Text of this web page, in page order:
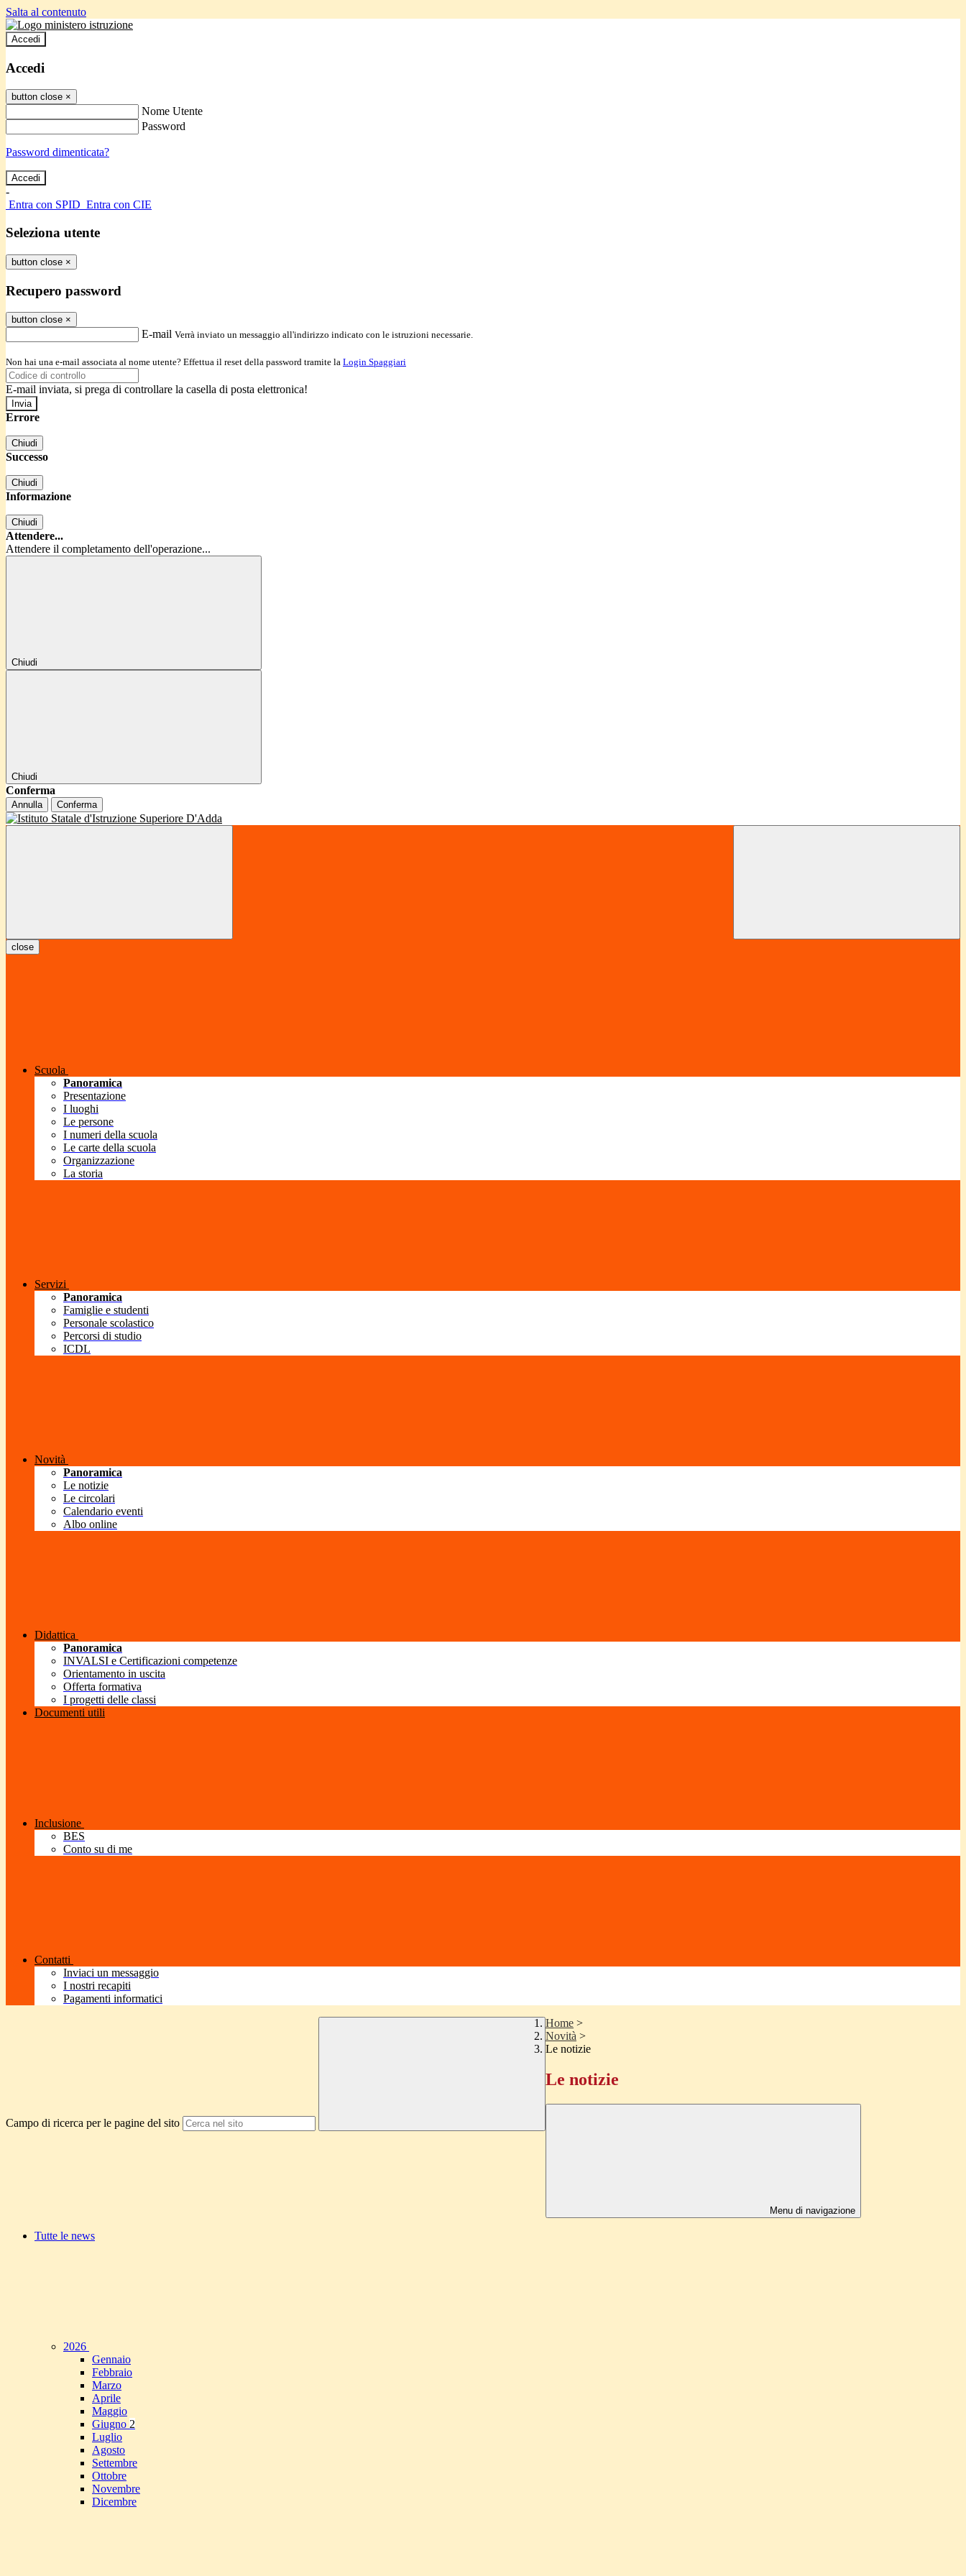
Salta al contenuto
Accedi
Accedi
button close ×
Nome Utente
Password
Password dimenticata?
-
Entra con SPID Entra con CIE
Seleziona utente
button close ×
Recupero password
button close ×
E-mail Verrà inviato un messaggio all'indirizzo indicato con le istruzioni necessarie.
Non hai una e-mail associata al nome utente? Effettua il reset della password tramite la Login Spaggiari
E-mail inviata, si prega di controllare la casella di posta elettronica!
Errore
Chiudi
Successo
Chiudi
Informazione
Chiudi
Attendere...
Attendere il completamento dell'operazione...
Chiudi
Chiudi
Conferma
Annulla Conferma
close
Scuola
Panoramica
Presentazione
I luoghi
Le persone
I numeri della scuola
Le carte della scuola
Organizzazione
La storia
Servizi
Panoramica
Famiglie e studenti
Personale scolastico
Percorsi di studio
ICDL
Novità
Panoramica
Le notizie
Le circolari
Calendario eventi
Albo online
Didattica
Panoramica
INVALSI e Certificazioni competenze
Orientamento in uscita
Offerta formativa
I progetti delle classi
Documenti utili
Inclusione
BES
Conto su di me
Contatti
Inviaci un messaggio
I nostri recapiti
Pagamenti informatici
Campo di ricerca per le pagine del sito
Home >
Novità >
Le notizie
Le notizie
Menu di navigazione
Tutte le news
2026
Gennaio
Febbraio
Marzo
Aprile
Maggio
Giugno 2
Luglio
Agosto
Settembre
Ottobre
Novembre
Dicembre